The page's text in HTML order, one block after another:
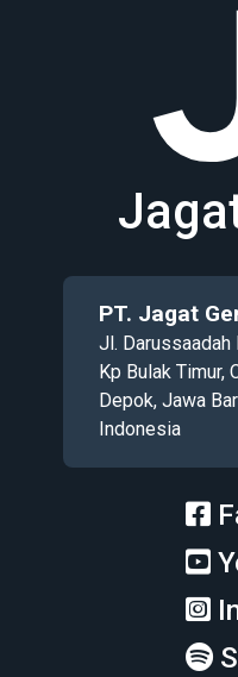
PT. Jagat
Jl. Darussaadah
Kp Bulak Timur,
Depok, Jawa
Indonesia